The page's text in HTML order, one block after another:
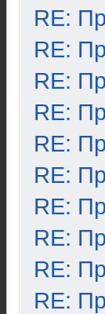
RE:
RE:
RE:
RE:
RE:
RE:
RE:
RE:
RE:
RE: